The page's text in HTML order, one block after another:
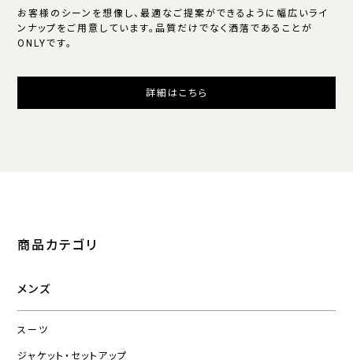
お客様のシーンを想像し、最適なご提案ができるように幅広いライ
ンナップをご用意しています。品質だけでなく洒落であることが
ONLYです。
詳細はこちら
商品カテゴリ
メンズ
スーツ
ジャケット・セットアップ